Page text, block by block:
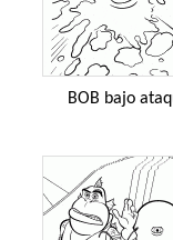
BOB bajo